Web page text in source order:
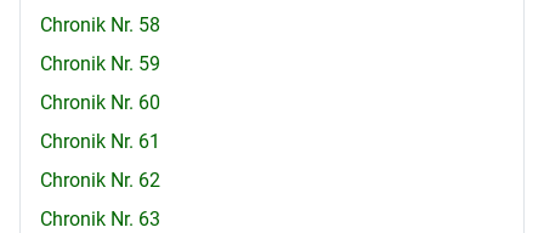
Chronik Nr. 58
Chronik Nr. 59
Chronik Nr. 60
Chronik Nr. 61
Chronik Nr. 62
Chronik Nr. 63